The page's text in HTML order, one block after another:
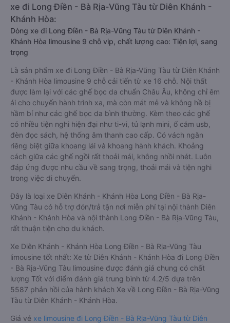
xe đi Long Điền - Bà Rịa-Vũng Tàu từ Diên Khánh -
Khánh Hòa:
Dòng xe đi Long Điền - Bà Rịa-Vũng Tàu từ Diên Khánh -
Khánh Hòa limousine 9 chỗ vip, chất lượng cao: Tiện lợi, sang
trọng
Là sản phẩm xe đi Long Điền - Bà Rịa-Vũng Tàu từ Diên Khánh
- Khánh Hòa limousine 9 chỗ cải tiến từ xe 16 chỗ. Nội thất
được làm lại với các ghế bọc da chuẩn Châu Âu, không chỉ êm
ái cho chuyến hành trình xa, mà còn mát mẻ và không hề bị
hầm bí như các ghế bọc da bình thường. Kèm theo các ghế
có nhiều tiện nghi hiện đại như ti-vi, tủ lạnh mini, ổ cắm usb,
đèn đọc sách, hệ thống âm thanh cao cấp. Có vách ngăn
riêng biệt giữa khoang lái và khoang hành khách. Khoảng
cách giữa các ghế ngồi rất thoải mái, không nhồi nhét. Luôn
đáp ứng được nhu cầu về sang trọng, thoải mái và tiện nghi
trong việc di chuyển.
Đây là loại xe Diên Khánh - Khánh Hòa Long Điền - Bà Rịa-
Vũng Tàu có hỗ trợ đón/trả tận nơi miễn phí tại nội thành Diên
Khánh - Khánh Hòa và nội thành Long Điền - Bà Rịa-Vũng Tàu,
rất thuận tiện cho du khách.
Xe Diên Khánh - Khánh Hòa Long Điền - Bà Rịa-Vũng Tàu
limousine tốt nhất: Xe từ Diên Khánh - Khánh Hòa đi Long Điền
- Bà Rịa-Vũng Tàu limousine được đánh giá chung có chất
lượng Tốt với điểm đánh giá trung bình từ 4.2/5 dựa trên
5587 phản hồi của hành khách Xe về Long Điền - Bà Rịa-Vũng
Tàu từ Diên Khánh - Khánh Hòa.
Giá vé xe limousine đi Long Điền - Bà Rịa-Vũng Tàu từ Diên